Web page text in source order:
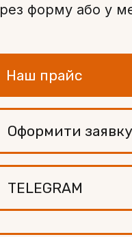
форму або у
Наш прайс
Оформити заявку
TELEGRAM